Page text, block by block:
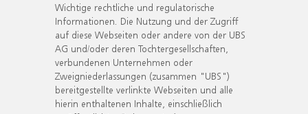
Wichtige rechtliche und regulatorische
Informationen. Die Nutzung und der Zugriff
auf diese Webseiten oder andere von der UBS
AG und/oder deren Tochtergesellschaften,
verbundenen Unternehmen oder
Zweigniederlassungen (zusammen "UBS")
bereitgestellte verlinkte Webseiten und alle
hierin enthaltenen Inhalte, einschließlich